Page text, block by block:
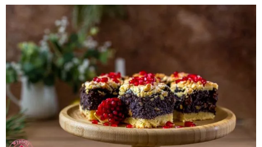
Napoje
Przetwory